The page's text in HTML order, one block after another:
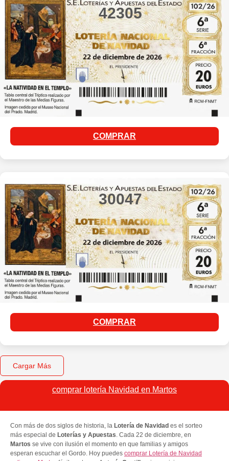
42305
COMPRAR
30047
COMPRAR
Cargar Más
comprar lotería Navidad en Martos
Con más de dos siglos de historia, la Lotería de Navidad es el sorteo
más especial de Loterías y Apuestas. Cada 22 de diciembre, en
Martos se vive con ilusión el momento en que familias y amigos
esperan escuchar el Gordo. Hoy puedes comprar Lotería de Navidad